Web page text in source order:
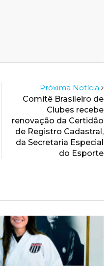
Próxima Notícia
Comitê Brasileiro de
Clubes recebe
renovação da Certidão
de Registro Cadastral,
da Secretaria Especial
do Esporte